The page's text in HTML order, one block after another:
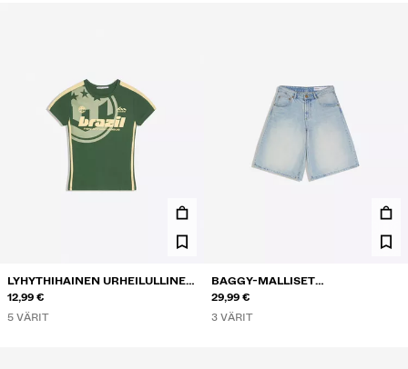
LYHYTHIHAINEN URHEILULLINEN
PRINTTI-T-PAITA
12,99 €
5 VÄRIT
BAGGY-MALLISET
FARKKUBERMUDASHORTSIT
29,99 €
3 VÄRIT